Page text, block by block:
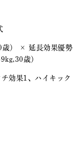
歳） × 延長効果優勢
歳）
効果1、ハイキック